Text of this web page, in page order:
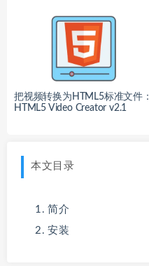
把视频转换为HTML5标准文件：
HTML5 Video Creator v2.1
本文目录
简介
安装